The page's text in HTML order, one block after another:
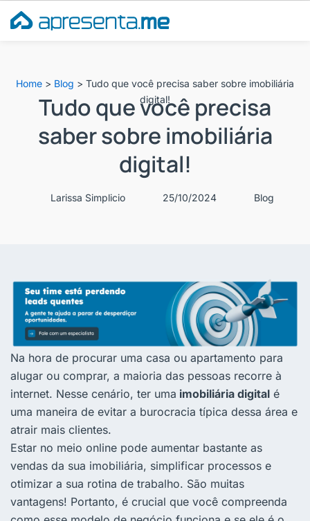
para
Home > Blog > Tudo que você precisa saber sobre imobiliária
digital!
Tudo que você precisa
saber sobre imobiliária
digital!
Larissa Simplicio 25/10/2024 Blog
Na hora de procurar uma casa ou apartamento para
alugar ou comprar, a maioria das pessoas recorre à
internet. Nesse cenário, ter uma imobiliária digital é
uma maneira de evitar a burocracia típica dessa área e
atrair mais clientes.
Estar no meio online pode aumentar bastante as
vendas da sua imobiliária, simplificar processos e
otimizar a sua rotina de trabalho. São muitas
vantagens! Portanto, é crucial que você compreenda